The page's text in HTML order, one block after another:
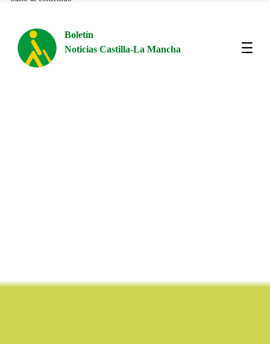
Boletín
Noticias Castilla-La Mancha